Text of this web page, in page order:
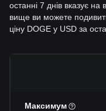
останні 7 днів вказує на
вище ви можете
ціну DOGE у USD за
Максимум